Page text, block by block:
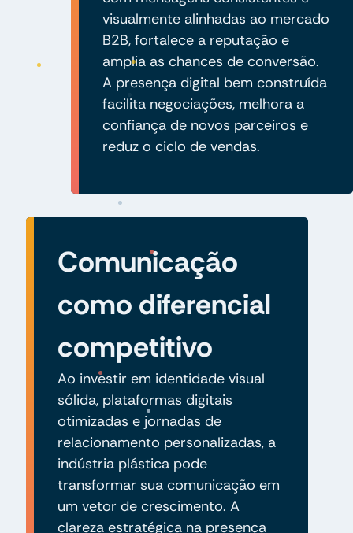
visualmente alinhadas ao mercado
B2B, fortalece a reputação e
amplia as chances de conversão.
A presença digital bem construída
facilita negociações, melhora a
confiança de novos parceiros e
reduz o ciclo de vendas.
Comunicação
como diferencial
competitivo
Ao investir em identidade visual
sólida, plataformas digitais
otimizadas e jornadas de
relacionamento personalizadas, a
indústria plástica pode
transformar sua comunicação em
um vetor de crescimento. A
clareza estratégica na presença